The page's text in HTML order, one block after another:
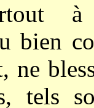
bien
ne
tels